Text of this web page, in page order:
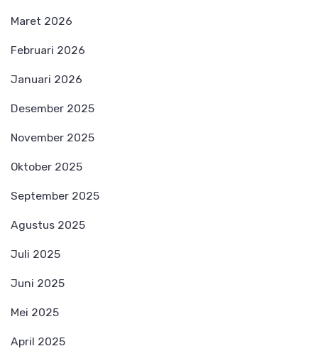
Maret 2026
Februari 2026
Januari 2026
Desember 2025
November 2025
Oktober 2025
September 2025
Agustus 2025
Juli 2025
Juni 2025
Mei 2025
April 2025